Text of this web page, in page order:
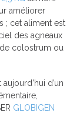
améliorer
; cet aliment est
des agneaux
colostrum ou
d’un
GLOBIGEN